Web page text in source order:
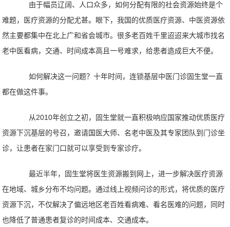
由于幅员辽阔、人口众多，如何分配有限的社会资源始终是个
难题，医疗资源的分配尤甚。眼下，我国的优质医疗资源、中医资源依
然主要都集中在北上广和省会城市。很多老百姓千里迢迢来大城市找名
老中医看病，交通、时间成本高且一号难求，给患者造成巨大不便。
如何解决这一问题？十年时间，连锁基层中医门诊固生堂一直
都在做这件事。
从2010年创立之初，固生堂就一直积极响应国家推动优质医疗
资源下沉基层的号召，邀请国医大师、名老中医及其专家团队到门诊坐
诊，让患者在家门口就可以享受到专家诊疗。
最近半年，固生堂将医生资源搬到网上，进一步解决医疗资源
在地域、城乡分布不均问题。通过线上视频问诊的形式，将优质的医疗
资源下沉，不仅解决了偏远地区老百姓看病难、看名医难的问题，同时
也降低了普通患者复诊的时间成本、交通成本。